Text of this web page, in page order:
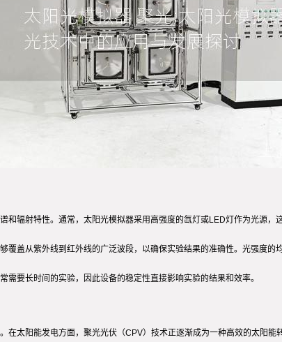
辐射特性。通常，太阳光模拟器采用高强度的氙灯或LED灯作为光源
盖从紫外线到红外线的广泛波段，以确保实验结果的准确性。光强度
要长时间的实验，因此设备的稳定性直接影响实验的结果和效率。
太阳能发电方面，聚光光伏（CPV）技术正逐渐成为一种高效的太阳